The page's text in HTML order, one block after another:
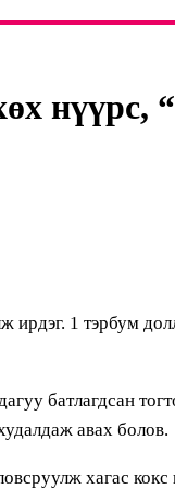
1 тэрбум
батлагдсан
авах болов.
хагас кокс